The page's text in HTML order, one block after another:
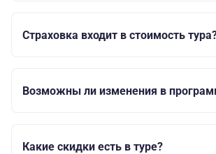
Страховка входит в стоимость
Возможны ли изменения в
Какие скидки есть в туре?